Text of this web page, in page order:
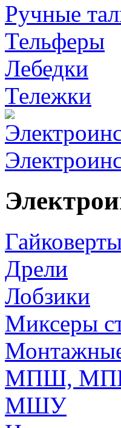
Ручные
Тельферы
Лебедки
Тележки
Дрели
Лобзики
Миксеры
МПШ,
МШУ